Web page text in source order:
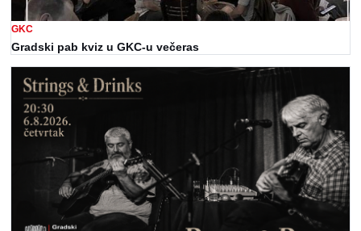
GKC
Gradski pab kviz u GKC-u večeras